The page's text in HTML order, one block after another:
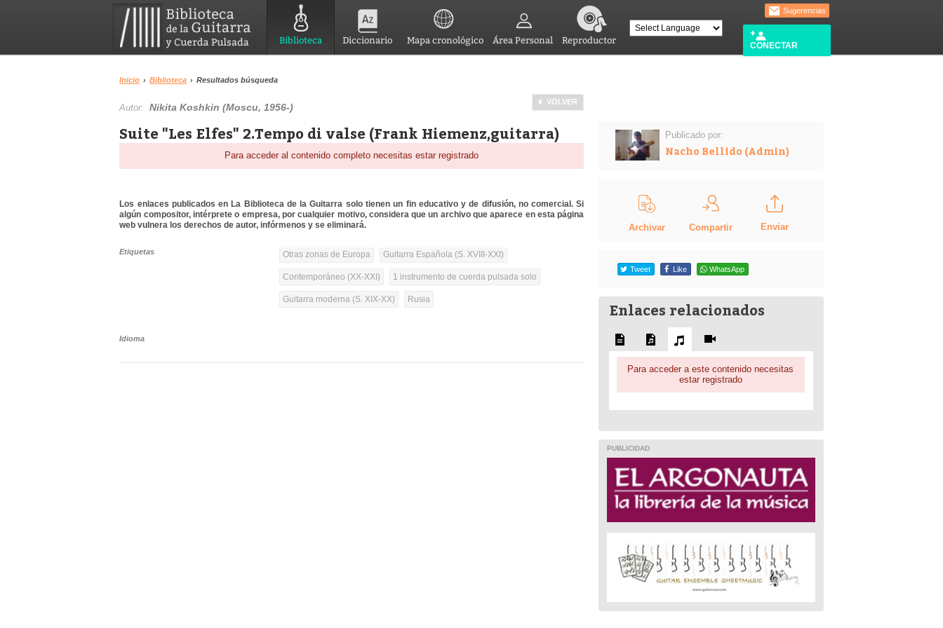
Biblioteca Diccionario Mapa cronológico Área Personal Reproductor
Sugerencias
CONECTAR
Inicio › Biblioteca › Resultados búsqueda
VOLVER
Autor:Nikita Koshkin (Moscu, 1956-)
Suite "Les Elfes" 2.Tempo di valse (Frank Hiemenz,guitarra)
Para acceder al contenido completo necesitas estar registrado
Los enlaces publicados en La Biblioteca de la Guitarra solo tienen un fin educativo y de difusión, no comercial. Si
algún compositor, intérprete o empresa, por cualquier motivo, considera que un archivo que aparece en esta página
web vulnera los derechos de autor, infórmenos y se eliminará.
Etiquetas Otras zonas de Europa Guitarra Española (S. XVIII-XXI)
Contemporáneo (XX-XXI) 1 instrumento de cuerda pulsada solo
Guitarra moderna (S. XIX-XX) Rusia
Idioma
Publicado por:
Nacho Bellido (Admin)
Archivar Compartir Enviar
Tweet Like WhatsApp
Enlaces relacionados
Para acceder a este contenido necesitas
estar registrado
PUBLICIDAD